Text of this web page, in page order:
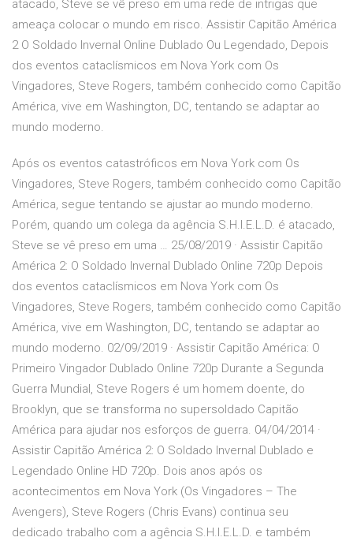
atacado, Steve se vê preso em uma rede de intrigas que
ameaça colocar o mundo em risco. Assistir Capitão América
2 O Soldado Invernal Online Dublado Ou Legendado, Depois
dos eventos cataclísmicos em Nova York com Os
Vingadores, Steve Rogers, também conhecido como Capitão
América, vive em Washington, DC, tentando se adaptar ao
mundo moderno.
Após os eventos catastróficos em Nova York com Os
Vingadores, Steve Rogers, também conhecido como Capitão
América, segue tentando se ajustar ao mundo moderno.
Porém, quando um colega da agência S.H.I.E.L.D. é atacado,
Steve se vê preso em uma … 25/08/2019 · Assistir Capitão
América 2: O Soldado Invernal Dublado Online 720p Depois
dos eventos cataclísmicos em Nova York com Os
Vingadores, Steve Rogers, também conhecido como Capitão
América, vive em Washington, DC, tentando se adaptar ao
mundo moderno. 02/09/2019 · Assistir Capitão América: O
Primeiro Vingador Dublado Online 720p Durante a Segunda
Guerra Mundial, Steve Rogers é um homem doente, do
Brooklyn, que se transforma no supersoldado Capitão
América para ajudar nos esforços de guerra. 04/04/2014 ·
Assistir Capitão América 2: O Soldado Invernal Dublado e
Legendado Online HD 720p. Dois anos após os
acontecimentos em Nova York (Os Vingadores – The
Avengers), Steve Rogers (Chris Evans) continua seu
dedicado trabalho com a agência S.H.I.E.L.D. e também